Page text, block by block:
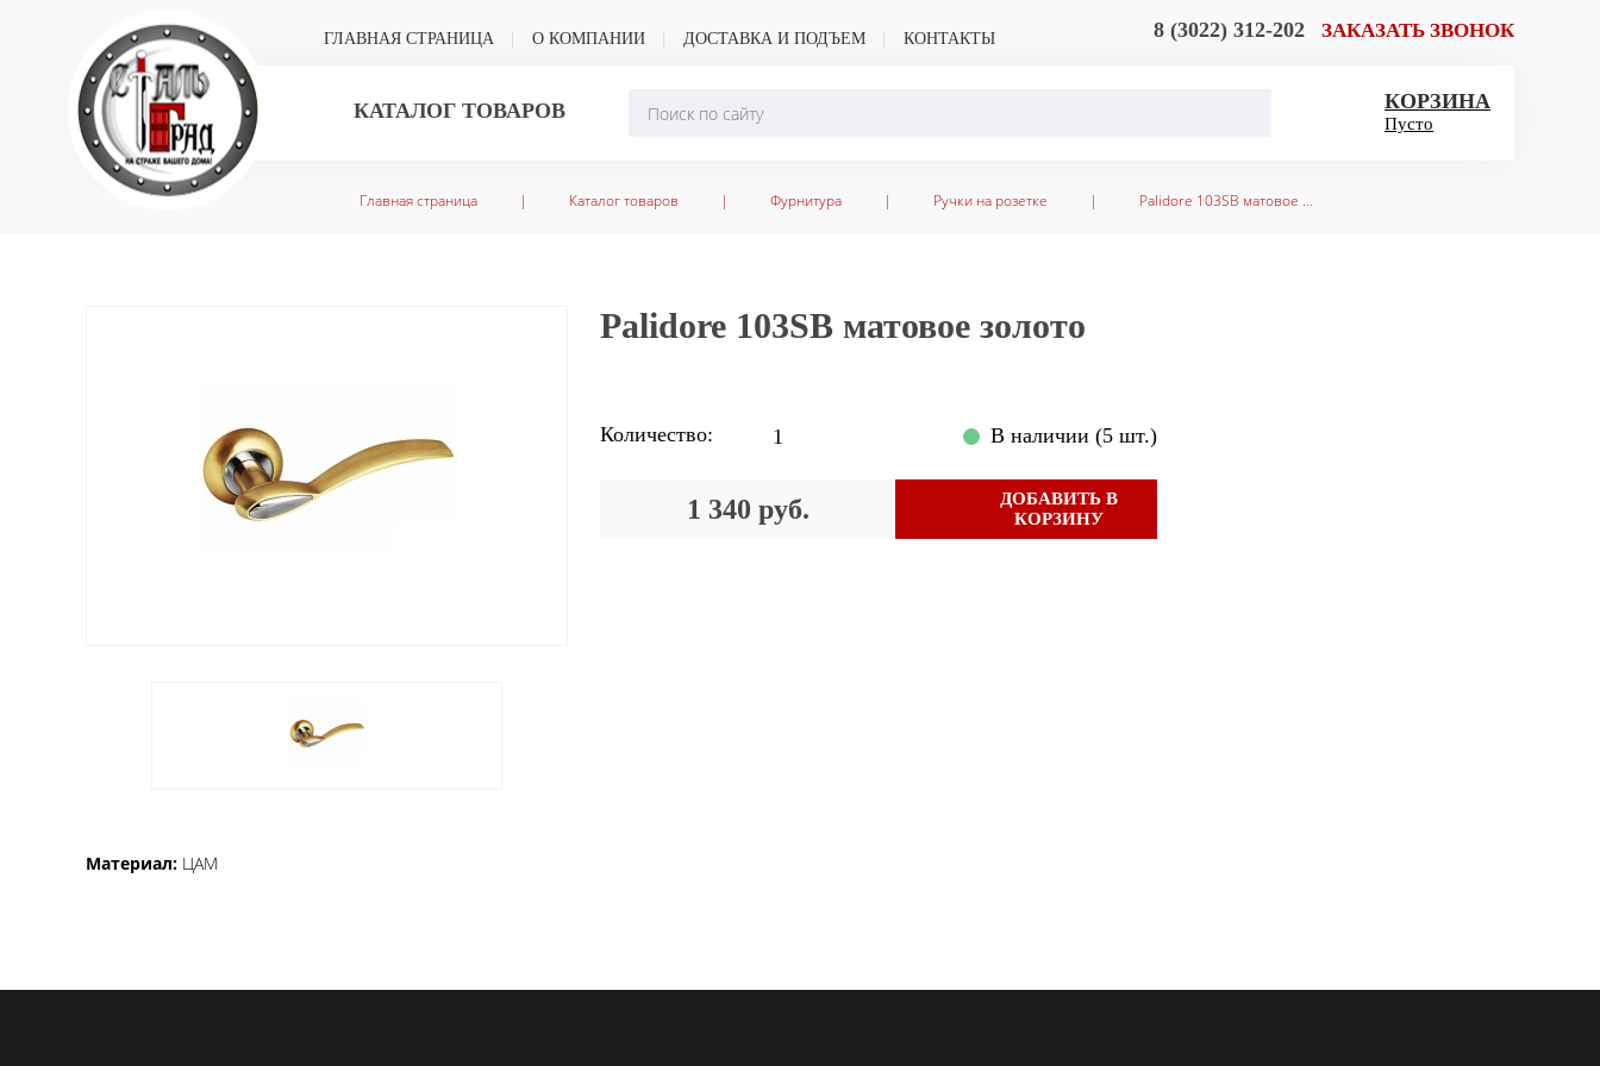
ГЛАВНАЯ СТРАНИЦА О КОМПАНИИ ДОСТАВКА И ПОДЪЕМ КОНТАКТЫ 8 (3022) 312-202 ЗАКАЗАТЬ ЗВОНОК
КАТАЛОГ ТОВАРОВ КОРЗИНА
Пусто
Главная страница | Каталог товаров | Фурнитура | Ручки на розетке | Palidore 103SB матовое золото
Palidore 103SB матовое золото
Количество: В наличии (5 шт.)
1 340 руб.
ДОБАВИТЬ В
КОРЗИНУ
Материал: ЦАМ